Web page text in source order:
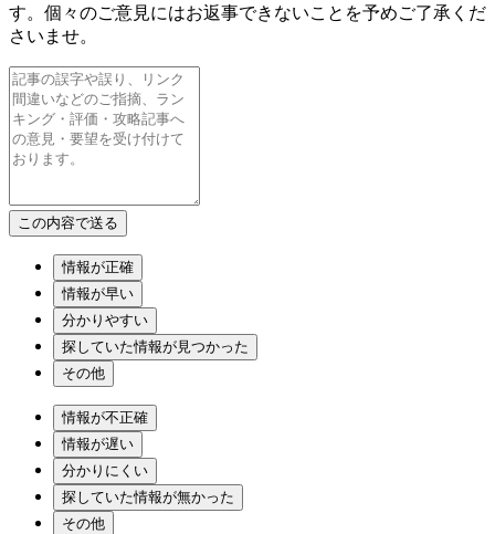
す。個々のご意見にはお返事できないことを予めご了承くだ
さいませ。
情報が正確
情報が早い
分かりやすい
探していた情報が見つかった
その他
情報が不正確
情報が遅い
分かりにくい
探していた情報が無かった
その他